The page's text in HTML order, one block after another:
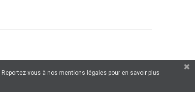
vous à nos mentions légales pour en savoir plus